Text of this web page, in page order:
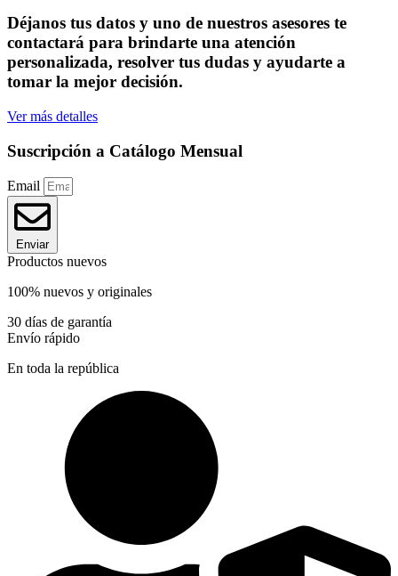
Déjanos tus datos y uno de nuestros asesores te
contactará para brindarte una atención
personalizada, resolver tus dudas y ayudarte a
tomar la mejor decisión.
Ver más detalles
Suscripción a Catálogo Mensual
Email
Enviar
Productos nuevos
100% nuevos y originales
30 días de garantía
Envío rápido
En toda la república